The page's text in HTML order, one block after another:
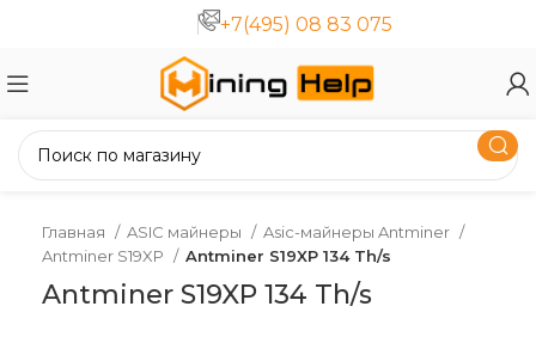
+7(495) 08 83 075
Главная ASIC майнеры
Asic-майнеры Antminer
Antminer S19XP
Antminer S19XP 134 Th/s
Antminer S19XP 134 Th/s